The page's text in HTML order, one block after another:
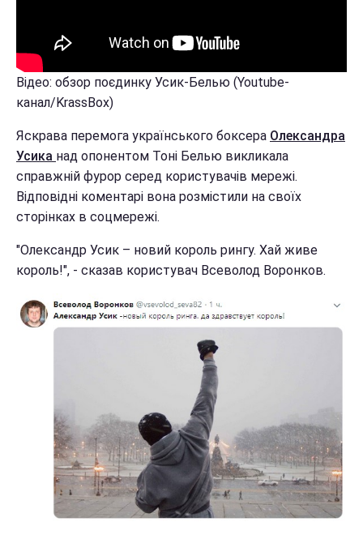
Відео: обзор поєдинку Усик-Белью (Youtube-
канал/KrassBox)
Яскрава перемога українського боксера Олександра
Усика над опонентом Тоні Белью викликала
справжній фурор серед користувачів мережі.
Відповідні коментарі вона розмістили на своїх
сторінках в соцмережі.
"Олександр Усик – новий король рингу. Хай живе
король!", - сказав користувач Всеволод Воронков.